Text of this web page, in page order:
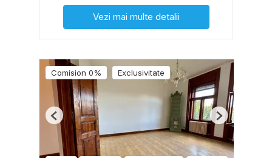
Vezi mai multe detalii
Comision 0% Exclusivitate
Previous Next